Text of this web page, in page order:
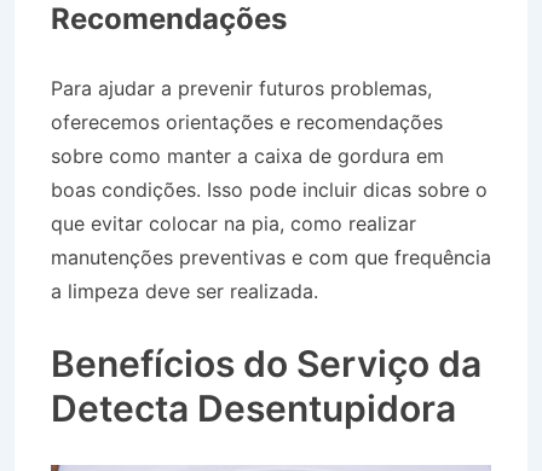
Recomendações
Para ajudar a prevenir futuros problemas,
oferecemos orientações e recomendações
sobre como manter a caixa de gordura em
boas condições. Isso pode incluir dicas sobre o
que evitar colocar na pia, como realizar
manutenções preventivas e com que frequência
a limpeza deve ser realizada.
Benefícios do Serviço da
Detecta Desentupidora